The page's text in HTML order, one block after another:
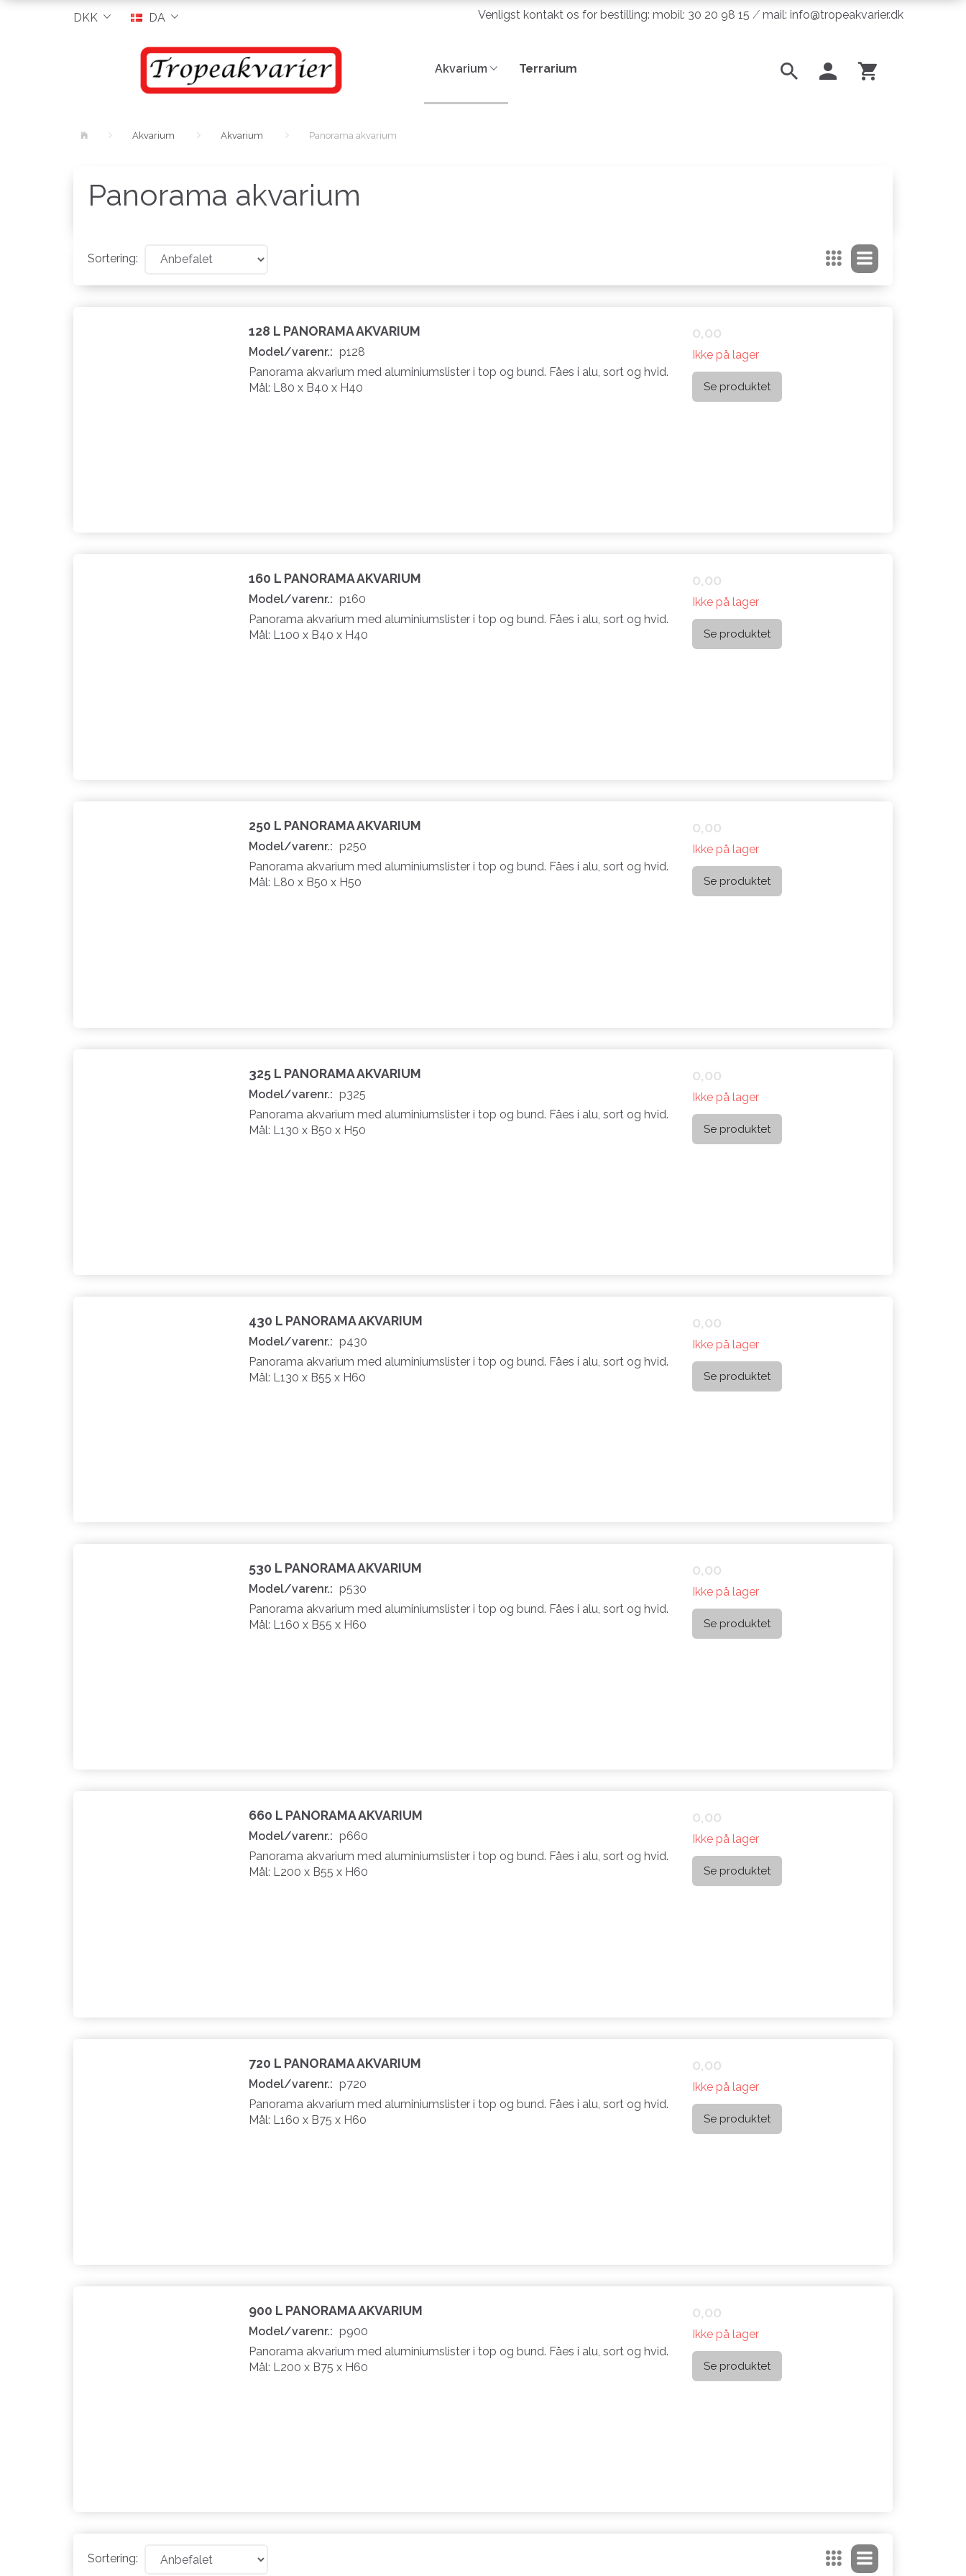
DKK DA Venligst kontakt os for bestilling: mobil: 30 20 98 15 ⁄ mail: info@tropeakvarier.dk
Akvarium Terrarium
Akvarium Akvarium Panorama akvarium
Panorama akvarium
Sortering:
128 L PANORAMA AKVARIUM
Model/varenr.: p128
Panorama akvarium med aluminiumslister i top og bund. Fåes i alu, sort og hvid.
Mål: L80 x B40 x H40
0,00
Ikke på lager
Se produktet
160 L PANORAMA AKVARIUM
Model/varenr.: p160
Panorama akvarium med aluminiumslister i top og bund. Fåes i alu, sort og hvid.
Mål: L100 x B40 x H40
0,00
Ikke på lager
Se produktet
250 L PANORAMA AKVARIUM
Model/varenr.: p250
Panorama akvarium med aluminiumslister i top og bund. Fåes i alu, sort og hvid.
Mål: L80 x B50 x H50
0,00
Ikke på lager
Se produktet
325 L PANORAMA AKVARIUM
Model/varenr.: p325
Panorama akvarium med aluminiumslister i top og bund. Fåes i alu, sort og hvid.
Mål: L130 x B50 x H50
0,00
Ikke på lager
Se produktet
430 L PANORAMA AKVARIUM
Model/varenr.: p430
Panorama akvarium med aluminiumslister i top og bund. Fåes i alu, sort og hvid.
Mål: L130 x B55 x H60
0,00
Ikke på lager
Se produktet
530 L PANORAMA AKVARIUM
Model/varenr.: p530
Panorama akvarium med aluminiumslister i top og bund. Fåes i alu, sort og hvid.
Mål: L160 x B55 x H60
0,00
Ikke på lager
Se produktet
660 L PANORAMA AKVARIUM
Model/varenr.: p660
Panorama akvarium med aluminiumslister i top og bund. Fåes i alu, sort og hvid.
Mål: L200 x B55 x H60
0,00
Ikke på lager
Se produktet
720 L PANORAMA AKVARIUM
Model/varenr.: p720
Panorama akvarium med aluminiumslister i top og bund. Fåes i alu, sort og hvid.
Mål: L160 x B75 x H60
0,00
Ikke på lager
Se produktet
900 L PANORAMA AKVARIUM
Model/varenr.: p900
Panorama akvarium med aluminiumslister i top og bund. Fåes i alu, sort og hvid.
Mål: L200 x B75 x H60
0,00
Ikke på lager
Se produktet
Sortering: